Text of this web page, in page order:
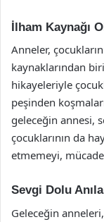
İlham Kaynağı
Anneler,
kaynaklarından
hikayeleriyle
peşinden
geleceğin annesi,
çocuklarının da
etmemeyi,
Sevgi Dolu
Geleceğin